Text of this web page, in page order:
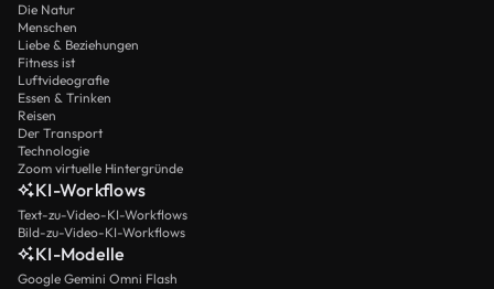
Die Natur
Menschen
Liebe & Beziehungen
Fitness ist
Luftvideografie
Essen & Trinken
Reisen
Der Transport
Technologie
Zoom virtuelle Hintergründe
KI-Workflows
Text-zu-Video-KI-Workflows
Bild-zu-Video-KI-Workflows
KI-Modelle
Google Gemini Omni Flash